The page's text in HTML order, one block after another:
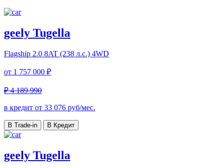
geely Tugella
Flagship 2.0 8AT (238 л.с.) 4WD
от 1 757 000 ₽
₽ 4 189 990
в кредит от 33 076 руб/мес.
В Trade-in В Кредит
geely Tugella